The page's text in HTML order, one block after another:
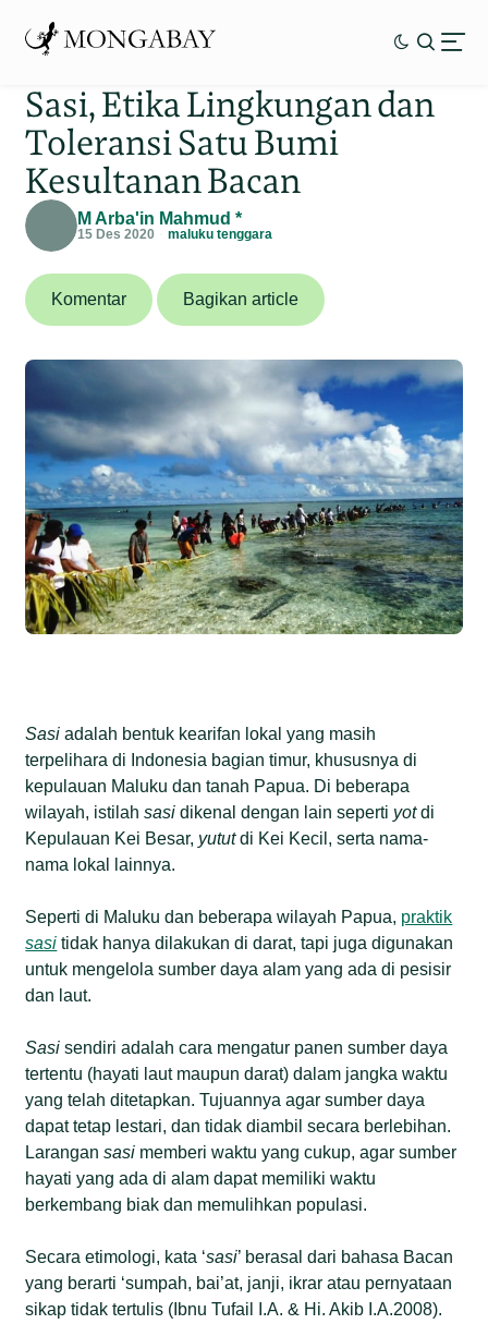
Sasi, Etika Lingkungan dan
Toleransi Satu Bumi
Kesultanan Bacan
M Arba'in Mahmud *
15 Des 2020 maluku tenggara
Komentar Bagikan article
Sasiadalah bentuk kearifan lokal yang masih
terpelihara di Indonesia bagian timur, khususnya di
kepulauan Maluku dan tanah Papua. Di beberapa
wilayah, istilahsasidikenal dengan lain seperti yotdi
Kepulauan Kei Besar, yututdi Kei Kecil, serta nama-
nama lokal lainnya.
Seperti di Maluku dan beberapa wilayah Papua, praktik
sasi tidak hanya dilakukan di darat, tapi juga digunakan
untuk mengelola sumber daya alam yang ada di pesisir
dan laut.
Sasi sendiri adalah cara mengatur panen sumber daya
tertentu (hayati laut maupun darat) dalam jangka waktu
yang telah ditetapkan. Tujuannya agar sumber daya
dapat tetap lestari, dan tidak diambil secara berlebihan.
Larangansasi memberi waktu yang cukup, agar sumber
hayati yang ada di alam dapat memiliki waktu
berkembang biak dan memulihkan populasi.
Secara etimologi, kata ‘sasi’ berasal dari bahasa Bacan
yang berarti ‘sumpah, bai’at, janji, ikrar atau pernyataan
sikap tidak tertulis (Ibnu Tufail I.A. & Hi. Akib I.A.2008).